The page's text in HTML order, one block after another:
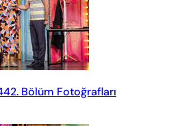
Bölüm Fotoğrafları